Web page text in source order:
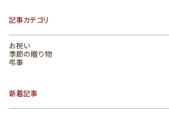
記事カテゴリ
お祝い
季節の贈り物
弔事
新着記事